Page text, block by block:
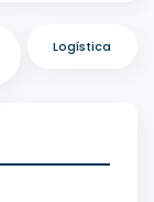
Logística